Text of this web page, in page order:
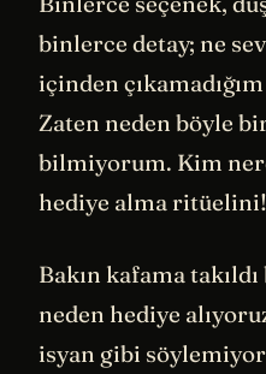
binlerce detay; ne
içinden
Zaten neden böyle
bilmiyorum. Kim
hediye alma ritüelini!
Bakın kafama
neden hediye
isyan gibi